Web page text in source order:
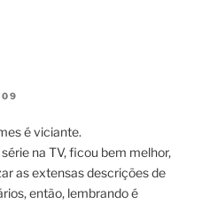
é viciante.
na TV, ficou bem melhor,
as extensas descrições de
então, lembrando é